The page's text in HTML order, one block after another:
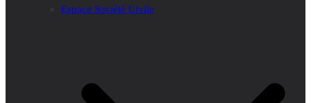
Espace Société Civile